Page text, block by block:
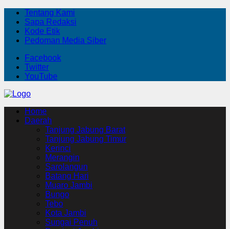
Tentang Kami
Sapa Redaksi
Kode Etik
Pedoman Media Siber
Facebook
Twitter
YouTube
Home
Daerah
Tanjung Jabung Barat
Tanjung Jabung Timur
Kerinci
Merangin
Sarolangun
Batang Hari
Muaro Jambi
Bungo
Tebo
Kota Jambi
Sungai Penuh